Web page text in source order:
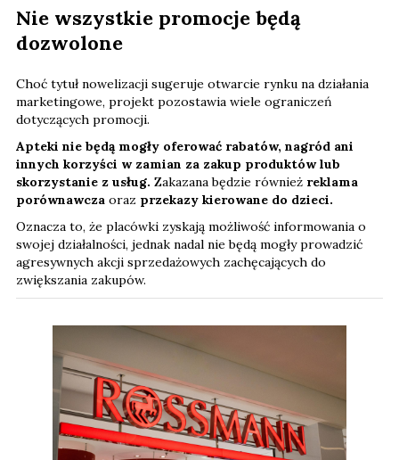
Nie wszystkie promocje będą
dozwolone
Choć tytuł nowelizacji sugeruje otwarcie rynku na działania
marketingowe, projekt pozostawia wiele ograniczeń
dotyczących promocji.
Apteki nie będą mogły oferować rabatów, nagród ani
innych korzyści w zamian za zakup produktów lub
skorzystanie z usług. Zakazana będzie również reklama
porównawcza oraz przekazy kierowane do dzieci.
Oznacza to, że placówki zyskają możliwość informowania o
swojej działalności, jednak nadal nie będą mogły prowadzić
agresywnych akcji sprzedażowych zachęcających do
zwiększania zakupów.